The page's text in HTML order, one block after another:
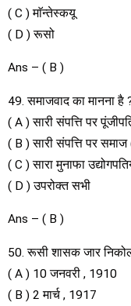
( C ) माॅन्तेस्कयू
( D ) रूसो
Ans – ( B )
49. समाजवाद का मानना है
( A ) सारी संपत्ति पर
( B ) सारी संपत्ति पर समाज
( C ) सारा मुनाफा
( D ) उपरोक्त सभी
Ans – ( B )
50. रूसी शासक जार
( A ) 10 जनवरी , 1910
( B ) 2 मार्च , 1917